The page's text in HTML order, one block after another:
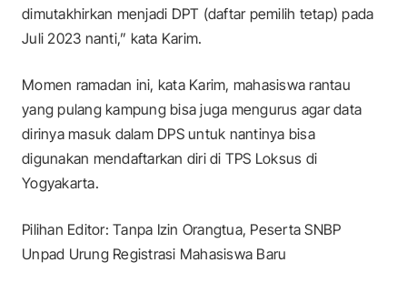
dimutakhirkan menjadi DPT (daftar pemilih tetap) pada
Juli 2023 nanti,” kata Karim.
Momen ramadan ini, kata Karim, mahasiswa rantau
yang pulang kampung bisa juga mengurus agar data
dirinya masuk dalam DPS untuk nantinya bisa
digunakan mendaftarkan diri di TPS Loksus di
Yogyakarta.
Pilihan Editor: Tanpa Izin Orangtua, Peserta SNBP
Unpad Urung Registrasi Mahasiswa Baru